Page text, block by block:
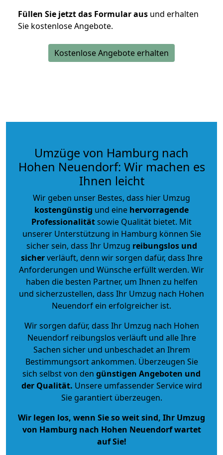
Füllen Sie jetzt das Formular aus und erhalten
Sie kostenlose Angebote.
Kostenlose Angebote erhalten
Umzüge von Hamburg nach
Hohen Neuendorf: Wir machen es
Ihnen leicht
Wir geben unser Bestes, dass hier Umzug
kostengünstig und eine hervorragende
Professionalitätsowie Qualität bietet. Mit
unserer Unterstützung in Hamburg können Sie
sicher sein, dass Ihr Umzug reibungslos und
sicherverläuft, denn wir sorgen dafür, dass Ihre
Anforderungen und Wünsche erfüllt werden. Wir
haben die besten Partner, um Ihnen zu helfen
und sicherzustellen, dass Ihr Umzug nach Hohen
Neuendorf ein erfolgreicher ist.
Wir sorgen dafür, dass Ihr Umzug nach Hohen
Neuendorf reibungslos verläuft und alle Ihre
Sachen sicher und unbeschadet an Ihrem
Bestimmungsort ankommen. Überzeugen Sie
sich selbst von den günstigen Angeboten und
der Qualität. Unsere umfassender Service wird
Sie garantiert überzeugen.
Wir legen los, wenn Sie so weit sind, Ihr Umzug
von Hamburg nach Hohen Neuendorf wartet
auf Sie!